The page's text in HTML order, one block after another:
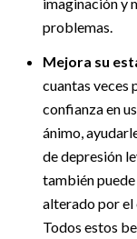
problemas.
Mejora su
cuantas veces
confianza en
ánimo,
de depresión
también puede
alterado por el
Todos estos